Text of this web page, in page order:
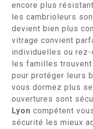
encore plus
les cambrioleurs
devient bien plus
vitrage convient
individuelles ou
les familles
pour protéger leurs
vous dormez plus
ouvertures sont
Lyon compétent
sécurité les mieux